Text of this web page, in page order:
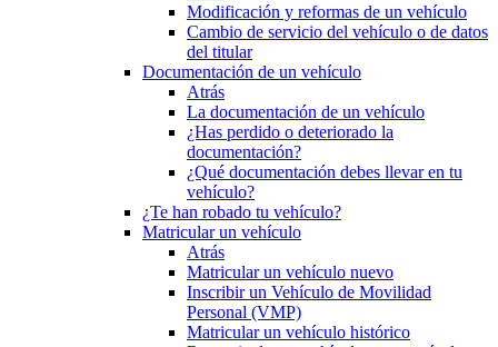
Modificación y reformas de un vehículo
Cambio de servicio del vehículo o de datos
del titular
Documentación de un vehículo
Atrás
La documentación de un vehículo
¿Has perdido o deteriorado la
documentación?
¿Qué documentación debes llevar en tu
vehículo?
¿Te han robado tu vehículo?
Matricular un vehículo
Atrás
Matricular un vehículo nuevo
Inscribir un Vehículo de Movilidad
Personal (VMP)
Matricular un vehículo histórico